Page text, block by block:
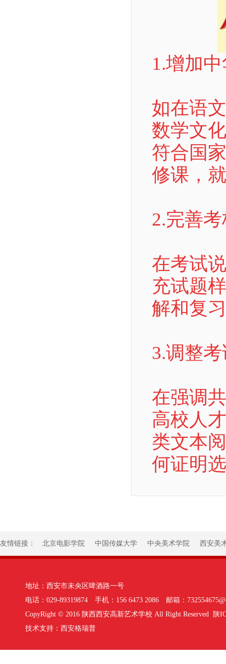
1.增加
如在语
数学文
符合国
修课，
2.完善
在考试
充试题
解和复
3.调整
在强调
高校人
类文本
何证明
友情链接： 北京电影学院 中国传媒大学 中央美术学院 西安美
地址：西安市未央区啤酒路一号
电话：029-89319874 手机：156 6473 2086 邮箱：
CopyRight © 2016 陕西西安高新艺术学校 All Right Reserved
陕
技术支持： 西安格瑞普